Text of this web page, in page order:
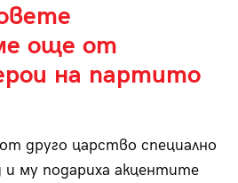
още от
на партито
друго царство специално
и му подариха акцентите